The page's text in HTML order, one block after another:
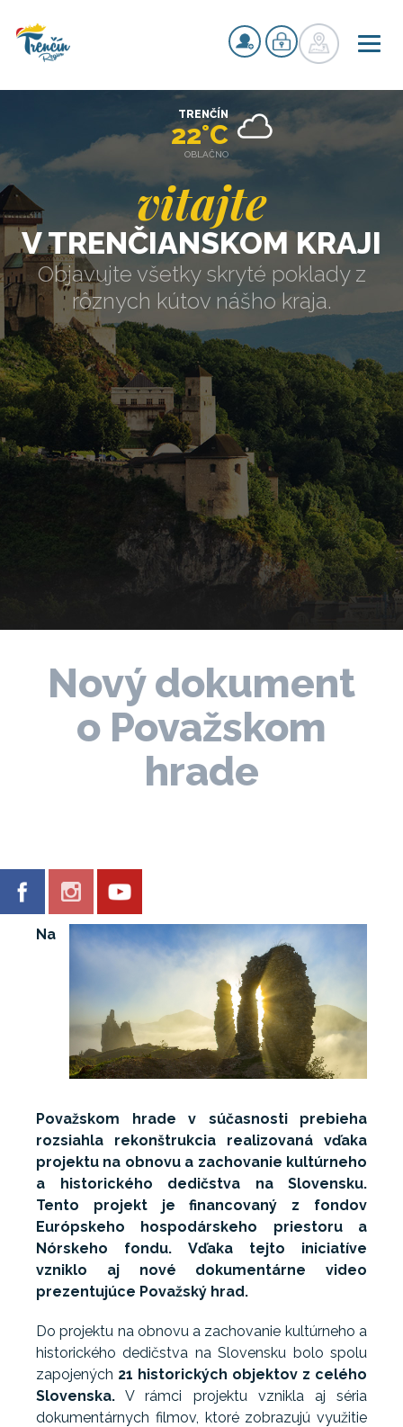
vitajte
V TRENČIANSKOM KRAJI
Objavujte všetky skryté poklady z
rôznych kútov nášho kraja.
TRENČÍN
22°C
OBLAČNO
Nový dokument
o Považskom
hrade
Na
Považskom hrade v súčasnosti prebieha
rozsiahla rekonštrukcia realizovaná vďaka
projektu na obnovu a zachovanie kultúrneho
a historického dedičstva na Slovensku.
Tento projekt je financovaný z fondov
Európskeho hospodárskeho priestoru a
Nórskeho fondu. Vďaka tejto iniciatíve
vzniklo aj nové dokumentárne video
prezentujúce Považský hrad.
Do projektu na obnovu a zachovanie kultúrneho a
historického dedičstva na Slovensku bolo spolu
zapojených 21 historických objektov z celého
Slovenska. V rámci projektu vznikla aj séria
dokumentárnych filmov, ktoré zobrazujú využitie